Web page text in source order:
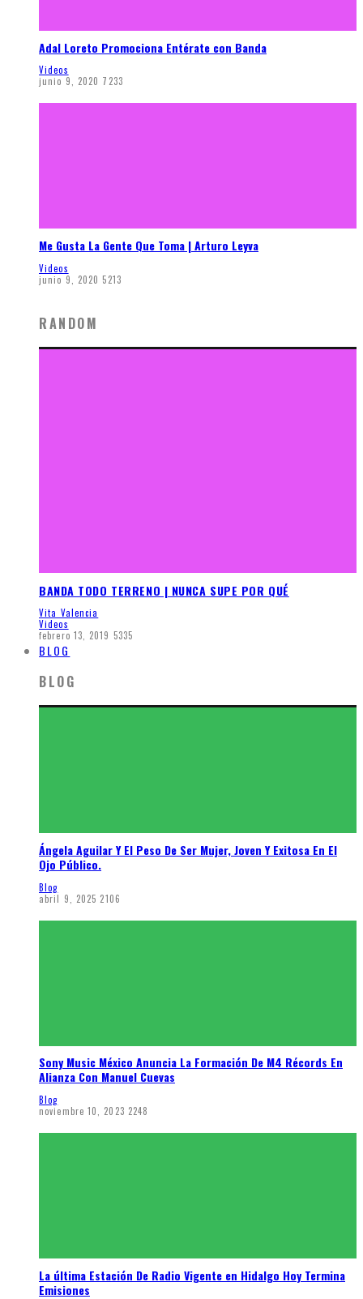
Adal Loreto Promociona Entérate con Banda
Videos
junio 9, 2020 7233
Me Gusta La Gente Que Toma | Arturo Leyva
Videos
junio 9, 2020 5213
RANDOM
BANDA TODO TERRENO | NUNCA SUPE POR QUÉ
Vita Valencia
Videos
febrero 13, 2019 5335
BLOG
BLOG
Ángela Aguilar Y El Peso De Ser Mujer, Joven Y Exitosa En El
Ojo Público.
Blog
abril 9, 2025 2106
Sony Music México Anuncia La Formación De M4 Récords En
Alianza Con Manuel Cuevas
Blog
noviembre 10, 2023 2248
La última Estación De Radio Vigente en Hidalgo Hoy Termina
Emisiones